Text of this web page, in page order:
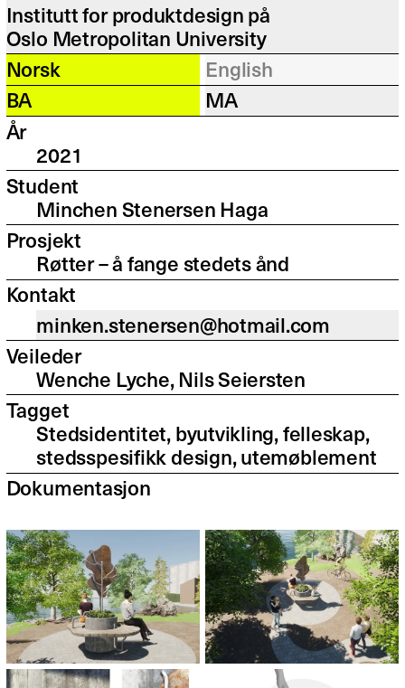
Institutt for produktdesign på
Oslo Metropolitan University
Norsk
English
BA
MA
År
2021
Student
Minchen Stenersen Haga
Prosjekt
Røtter – å fange stedets ånd
Kontakt
minken.stenersen@hotmail.com
Veileder
Wenche Lyche, Nils Seiersten
Tagget
Stedsidentitet, byutvikling, felleskap,
stedsspesifikk design, utemøblement
Dokumentasjon